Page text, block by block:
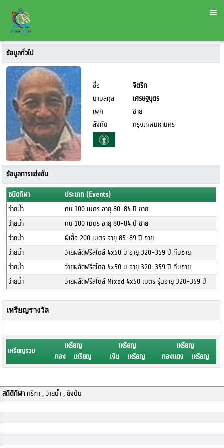
ข้อมูลทั่วไป
ชื่อ
จิตริก
นามสกุล
เศรษฐบุตร
เพศ
ชาย
สังกัด
กรุงเทพมหานคร
ข้อมูลการแข่งขัน
ชนิดกีฬา
ประเภท (Events)
ว่ายน้ำ
กบ 100 เมตร อายุ 80-84 ปี ชาย
ว่ายน้ำ
กบ 100 เมตร อายุ 80-84 ปี ชาย
ว่ายน้ำ
ผีเสื้อ 200 เมตร อายุ 85-89 ปี ชาย
ว่ายน้ำ
ว่ายผลัดฟรีสไตล์ 4x50 ม อายุ 320-359 ปี ทีมชาย
ว่ายน้ำ
ว่ายผลัดฟรีสไตล์ 4x50 ม อายุ 320-359 ปี ทีมชาย
ว่ายน้ำ
ว่ายผลัดฟรีสไตล์ Mixed 4x50 เมตร รุ่นอายุ 320-359 ปี
เหรียญรางวัล
เหรียญรวม
เหรียญ
ทอง เหรียญ
เหรียญ
เงิน เหรียญ
เหรียญ
ทองแดง เหรียญ
สถิติกีฬากรีฑา , ว่ายน้ำ , ยิงปืน